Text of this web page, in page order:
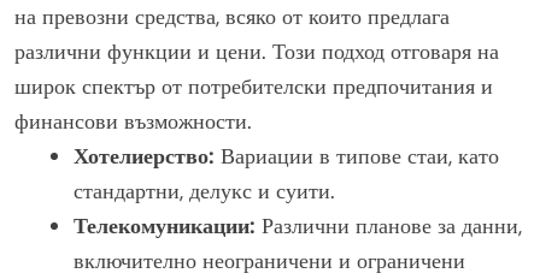
на превозни средства, всяко от които предлага
различни функции и цени. Този подход отговаря на
широк спектър от потребителски предпочитания и
финансови възможности.
Хотелиерство: Вариации в типове стаи, като
стандартни, делукс и суити.
Телекомуникации: Различни планове за данни,
включително неограничени и ограничени